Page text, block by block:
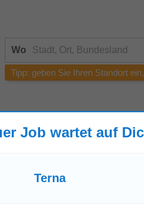
Wo
Tipp: geben Sie Ihren Standort
Sie eine andere
Job wartet auf
Terna